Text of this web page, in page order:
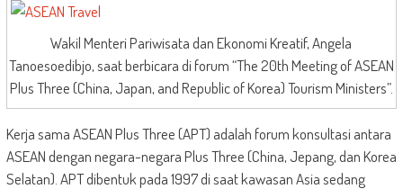
Wakil Menteri Pariwisata dan Ekonomi Kreatif, Angela
Tanoesoedibjo, saat berbicara di forum “The 20th Meeting of ASEAN
Plus Three (China, Japan, and Republic of Korea) Tourism Ministers”.
Kerja sama ASEAN Plus Three (APT) adalah forum konsultasi antara
ASEAN dengan negara-negara Plus Three (China, Jepang, dan Korea
Selatan). APT dibentuk pada 1997 di saat kawasan Asia sedang